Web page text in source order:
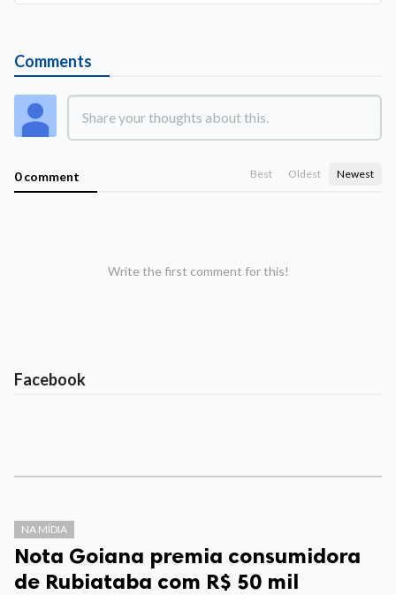
Comments
0 comment Best Oldest Newest
Write the first comment for this!
Facebook
NA MÍDIA
Nota Goiana premia consumidora
de Rubiataba com R$ 50 mil